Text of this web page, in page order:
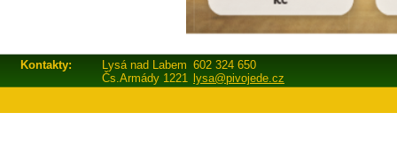
Kontakty: Lysá nad Labem 602 324 650
Čs.Armády 1221 lysa@pivojede.cz